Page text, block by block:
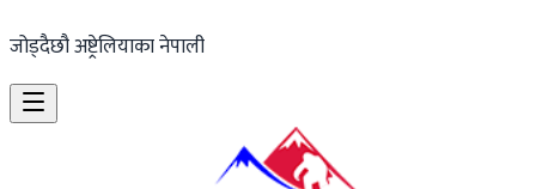
जोड्दैछौ अष्ट्रेलियाका नेपाली